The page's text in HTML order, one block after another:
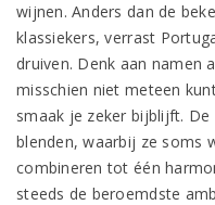
wijnen. Anders dan de
klassiekers, verrast
druiven. Denk aan namen
misschien niet meteen
smaak je zeker bijblijft.
blenden, waarbij ze soms
combineren tot één
steeds de beroemdste